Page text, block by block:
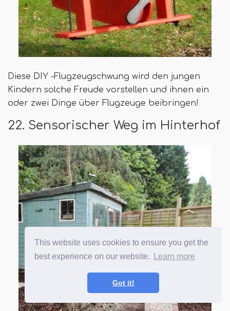
This website uses cookies to ensure you get the
best experience on our website.
Learn more
Got it!
Diese DIY -Flugzeugschwung wird den jungen
Kindern solche Freude vorstellen und ihnen ein
oder zwei Dinge über Flugzeuge beibringen!
22. Sensorischer Weg im Hinterhof